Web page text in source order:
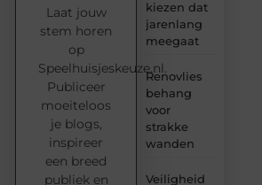
kiezen dat
jarenlang
meegaat
Renovlies
behang
voor
strakke
wanden
Veiligheid
Laat jouw
stem horen
op
Speelhuisjeskeuze.nl.
Publiceer
moeiteloos
je blogs,
inspireer
een breed
publiek en